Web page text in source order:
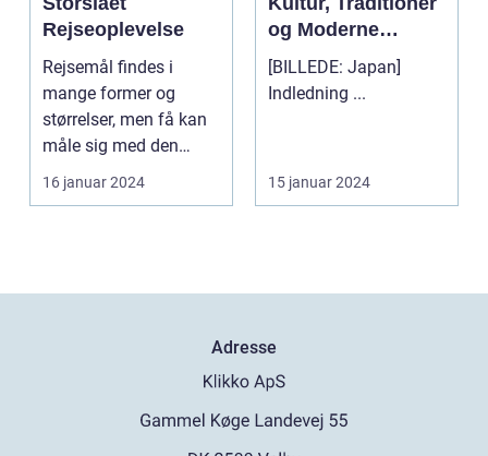
Rejseoplevelse
Rejsemål findes i
mange former og
størrelser, men få kan
måle sig med den
naturlige skønhed og
unikk...
16 januar 2024
og Moderne
Vidundere
[BILLEDE: Japan]
Indledning ...
15 januar 2024
Adresse